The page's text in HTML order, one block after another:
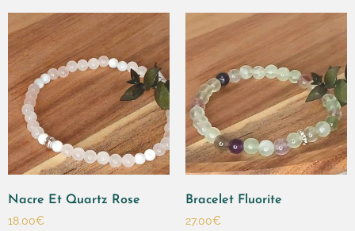
Nacre Et Quartz Rose
18.00€
Bracelet Fluorite
27.00€